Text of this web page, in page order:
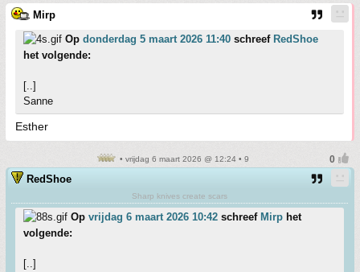
Mirp
Op donderdag 5 maart 2026 11:40 schreef RedShoe
het volgende:
[..]
Sanne
Esther
• vrijdag 6 maart 2026 @ 12:24 • 9
RedShoe
Sharp knives create scars
Op vrijdag 6 maart 2026 10:42 schreef Mirp het
volgende:
[..]